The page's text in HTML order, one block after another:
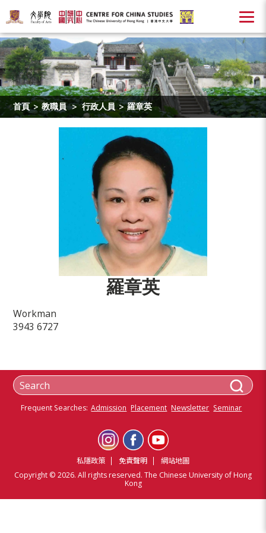
首頁 > 教職員 > 行政人員 > 羅章英
羅章英
Workman
3943 6727
Frequent Searches: Admission Placement Newsletter Seminar
私隱政策 免責聲明
網站地圖
Copyright © 2026. All rights reserved. The Chinese University of Hong
Kong